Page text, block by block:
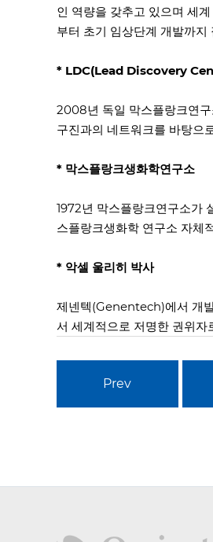
인 역량을 갖추고 있으며 세
부터 초기 임상단계 개발까
* LDC(Lead Discovery
2008년 독일 막스플랑크연
구진과의 네트워크를 바탕으
* 막스플랑크생화학연구소
1972년 막스플랑크연구소가
스플랑크생화학 연구소 자체
* 악셀 울리히 박사
제넨텍(Genentech)에서 개
서 세계적으로 저명한 권위
Prev